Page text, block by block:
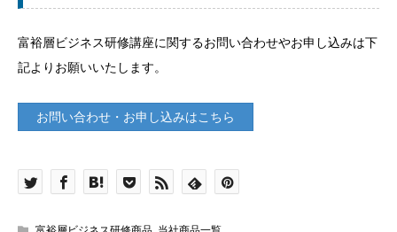
富裕層ビジネス研修講座に関するお問い合わせやお申し込みは下
記よりお願いいたします。
お問い合わせ・お申し込みはこちら